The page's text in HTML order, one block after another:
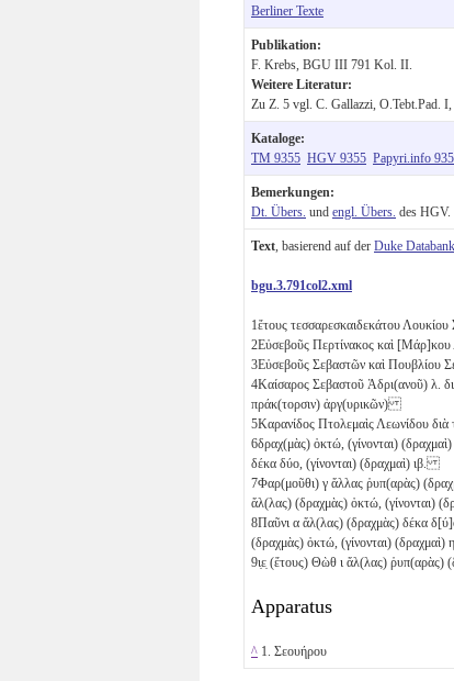
Berliner Texte
Publikation:
F. Krebs, BGU III 791 Kol. II.
Weitere Literatur:
Zu Z. 5 vgl. C. Gallazzi, O.Tebt.Pad.
Kataloge:
TM 9355 HGV 9355 Papyri.info
Bemerkungen:
Dt. Übers. und engl. Übers. des HGV.
Text , basierend auf der Duke
bgu.3.791col2.xml
1ἔτους τεσσαρεσκαιδεκάτου Λουκίου
2Εὐσεβοῦς Περτίνακος καὶ
3Εὐσεβοῦς Σεβαστῶν καὶ Πουβλίου
4Καίσαρος Σεβαστοῦ Ἁδρι(ανοῦ) λ .
πράκ(τορσιν) ἀργ(υρικῶν)
5Καρανίδος Πτολεμαὶς Λεωνίδου
6δραχ(μὰς) ὀκτώ, (γίνονται)
δέκα δύο, (γίνονται) (δραχμαὶ) ιβ .
7Φαρ(μοῦθι) γ ἄλλας ῥυπ(αρὰς)
ἄλ(λας) (δραχμὰς) ὀκτώ, (γίνονται)
8Παῦνι α ἄλ(λας) (δραχμὰς) δέκα
(δραχμὰς) ὀκτώ, (γίνονται) (δραχμαὶ) η
9ι̣ε̣ (ἔτους) Θὼθ ι ἄλ(λας) ῥυπ(αρὰς)
Apparatus
^ 1. Σεουήρου